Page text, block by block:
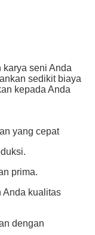
seni Anda
sedikit biaya
kepada Anda
yang cepat
prima.
Anda kualitas
dengan